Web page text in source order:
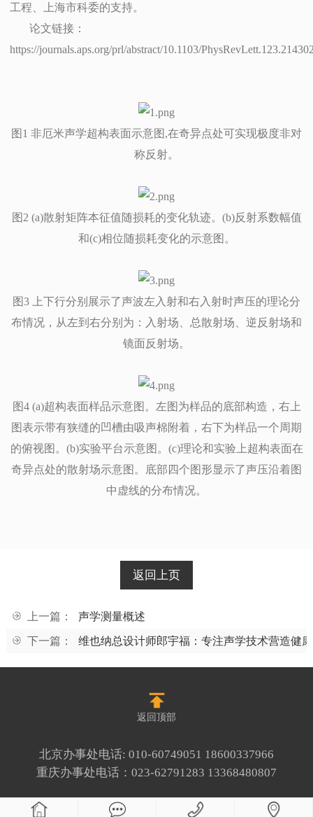
工程、上海市科委的支持。
论文链接：
https://journals.aps.org/prl/abstract/10.1103/
图1 非厄米声学超构表面示意图,在奇异点处可实现极度非对
称反射。
图2 (a)散射矩阵本征值随损耗的变化轨迹。(b)反射系数幅值
和(c)相位随损耗变化的示意图。
图3 上下行分别展示了声波左入射和右入射时声压的理论分
布情况，从左到右分别为：入射场、总散射场、逆反射场和
镜面反射场。
图4 (a)超构表面样品示意图。左图为样品的底部构造，右上
图表示带有狭缝的凹槽由吸声棉附着，右下为样品一个周期
的俯视图。(b)实验平台示意图。(c)理论和实验上超构表面在
奇异点处的散射场示意图。底部四个图形显示了声压沿着图
中虚线的分布情况。
返回上页
上一篇： 声学测量概述
下一篇： 维也纳总设计师郎宇福：专注声学技术营造健
返回顶部
北京办事处电话: 010-60749051 18600337966
重庆办事处电话： 023-62791283 13368480807